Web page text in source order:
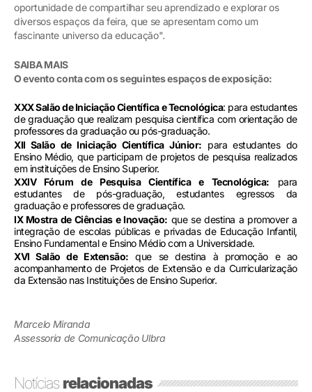
oportunidade de compartilhar seu aprendizado e explorar os
diversos espaços da feira, que se apresentam como um
fascinante universo da educação".
SAIBA MAIS
O evento conta com os seguintes espaços de exposição:
XXX Salão de Iniciação Científica e Tecnológica: para estudantes
de graduação que realizam pesquisa científica com orientação de
professores da graduação ou pós-graduação.
XII Salão de Iniciação Científica Júnior: para estudantes do
Ensino Médio, que participam de projetos de pesquisa realizados
em instituições de Ensino Superior.
XXIV Fórum de Pesquisa Científica e Tecnológica: para
estudantes de pós-graduação, estudantes egressos da
graduação e professores de graduação.
IX Mostra de Ciências e Inovação: que se destina a promover a
integração de escolas públicas e privadas de Educação Infantil,
Ensino Fundamental e Ensino Médio com a Universidade.
XVI Salão de Extensão: que se destina à promoção e ao
acompanhamento de Projetos de Extensão e da Curricularização
da Extensão nas Instituições de Ensino Superior.
Marcelo Miranda
Assessoria de Comunicação Ulbra
Notíciasrelacionadas